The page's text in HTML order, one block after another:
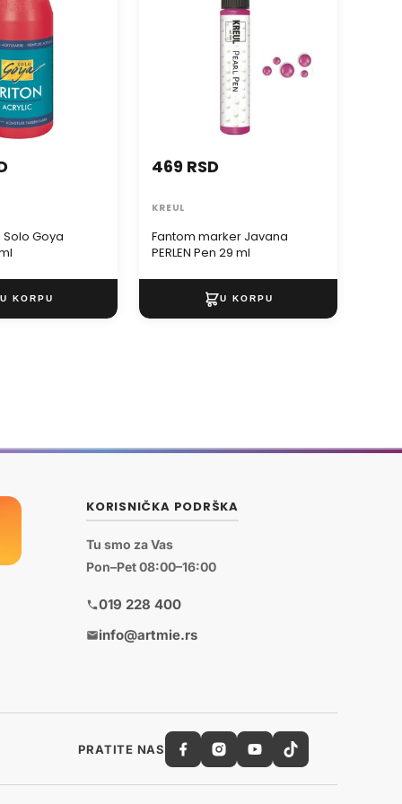
Goya
Fantom marker Javana
PERLEN Pen 29 ml
469 RSD
KREUL
KORISNIČKA PODRŠKA
Tu smo za Vas
Pon–Pet 08:00–16:00
019 228 400
info@artmie.rs
PRATITE NAS